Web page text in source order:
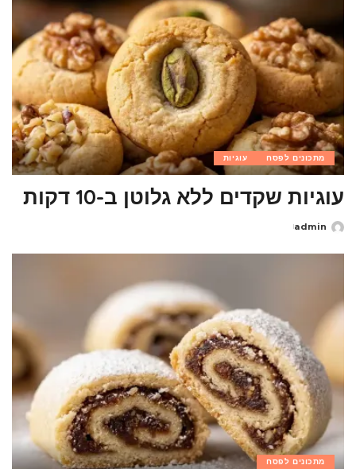
מתכונים לפסח עוגיות
עוגיות שקדים ללא גלוטן ב-10 דקות
Posted
admin
מתכונים לפסח